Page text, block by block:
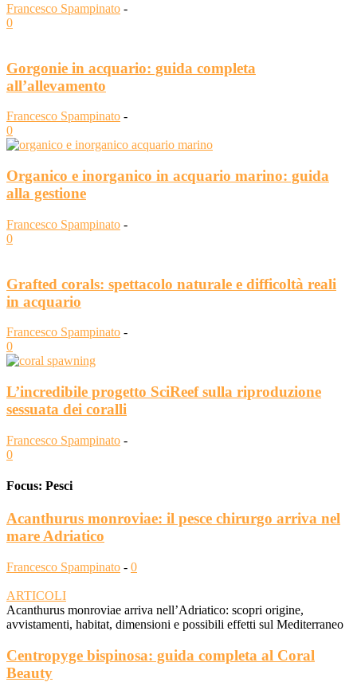
Francesco Spampinato -
0
Gorgonie in acquario: guida completa
all’allevamento
Francesco Spampinato -
0
Organico e inorganico in acquario marino: guida
alla gestione
Francesco Spampinato -
0
Grafted corals: spettacolo naturale e difficoltà reali
in acquario
Francesco Spampinato -
0
L’incredibile progetto SciReef sulla riproduzione
sessuata dei coralli
Francesco Spampinato -
0
Focus: Pesci
Acanthurus monroviae: il pesce chirurgo arriva nel
mare Adriatico
Francesco Spampinato - 0
ARTICOLI
Acanthurus monroviae arriva nell’Adriatico: scopri origine,
avvistamenti, habitat, dimensioni e possibili effetti sul Mediterraneo
Centropyge bispinosa: guida completa al Coral
Beauty